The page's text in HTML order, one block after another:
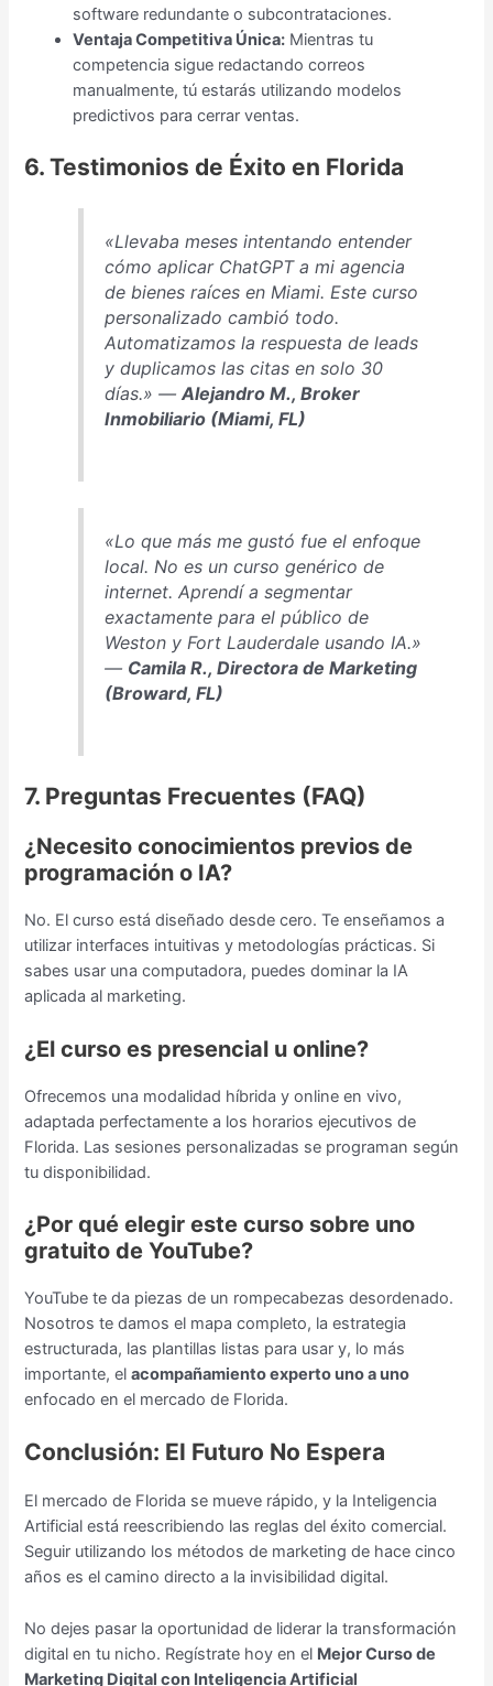
software redundante o subcontrataciones.
Ventaja Competitiva Única: Mientras tu
competencia sigue redactando correos
manualmente, tú estarás utilizando modelos
predictivos para cerrar ventas.
6. Testimonios de Éxito en Florida
«Llevaba meses intentando entender
cómo aplicar ChatGPT a mi agencia
de bienes raíces en Miami. Este curso
personalizado cambió todo.
Automatizamos la respuesta de leads
y duplicamos las citas en solo 30
días.» — Alejandro M., Broker
Inmobiliario (Miami, FL)
«Lo que más me gustó fue el enfoque
local. No es un curso genérico de
internet. Aprendí a segmentar
exactamente para el público de
Weston y Fort Lauderdale usando IA.»
— Camila R., Directora de Marketing
(Broward, FL)
7. Preguntas Frecuentes (FAQ)
¿Necesito conocimientos previos de
programación o IA?
No. El curso está diseñado desde cero. Te enseñamos a
utilizar interfaces intuitivas y metodologías prácticas. Si
sabes usar una computadora, puedes dominar la IA
aplicada al marketing.
¿El curso es presencial u online?
Ofrecemos una modalidad híbrida y online en vivo,
adaptada perfectamente a los horarios ejecutivos de
Florida. Las sesiones personalizadas se programan según
tu disponibilidad.
¿Por qué elegir este curso sobre uno
gratuito de YouTube?
YouTube te da piezas de un rompecabezas desordenado.
Nosotros te damos el mapa completo, la estrategia
estructurada, las plantillas listas para usar y, lo más
importante, elacompañamiento experto uno a uno
enfocado en el mercado de Florida.
Conclusión: El Futuro No Espera
El mercado de Florida se mueve rápido, y la Inteligencia
Artificial está reescribiendo las reglas del éxito comercial.
Seguir utilizando los métodos de marketing de hace cinco
años es el camino directo a la invisibilidad digital.
No dejes pasar la oportunidad de liderar la transformación
digital en tu nicho. Regístrate hoy en el Mejor Curso de
Marketing Digital con Inteligencia Artificial